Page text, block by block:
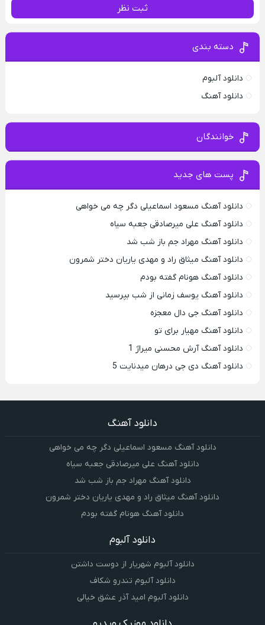
ثبت نظر
دسته بندی
دانلود آلبوم
دانلود آهنگ
خوانندگان
پست های جدید
دانلود آهنگ مسعود اسماعیلی دگر چه می خواهی
دانلود آهنگ علی میرصادقی جعبه سیاه
دانلود آهنگ مهراد جم باز شب شد
دانلود آهنگ میثاق راد و مهدی یاریان دختر شمرون
دانلود آهنگ هونام گفته بودم
دانلود آهنگ یوسف زمانی از شب بپرسید
دانلود آهنگ جی دال معجزه
دانلود آهنگ مهیار برای تو
دانلود آهنگ آرش محسنی میراژ 1
دانلود آهنگ دی جی درهان میدنایت 5
دانلود آهنگ
دانلود آهنگ مسعود اسماعیلی دگر چه می خواهی
دانلود آهنگ علی میرصادقی جعبه سیاه
دانلود آهنگ مهراد جم باز شب شد
دانلود آهنگ میثاق راد و مهدی یاریان دختر شمرون
دانلود آهنگ هونام گفته بودم
دانلود آلبوم
دانلود آلبوم شهریار از دوست داشتن
دانلود آلبوم تندرو شکاف
دانلود آلبوم امید آذر عشق خیالی